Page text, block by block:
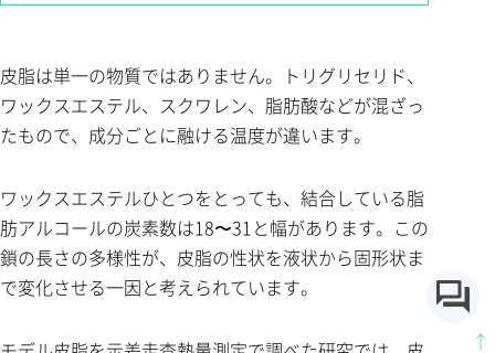
皮脂は単一の物質ではありません。トリグリセリド、
ワックスエステル、スクワレン、脂肪酸などが混ざっ
たもので、成分ごとに融ける温度が違います。
ワックスエステルひとつをとっても、結合している脂
肪アルコールの炭素数は18〜31と幅があります。この
鎖の長さの多様性が、皮脂の性状を液状から固形状ま
で変化させる一因と考えられています。
↑